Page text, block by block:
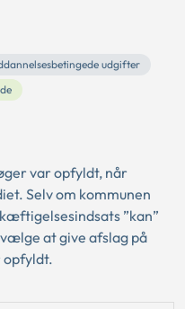
udgifter
var opfyldt, når
Selv om kommunen
”kan”
at give afslag på
opfyldt.